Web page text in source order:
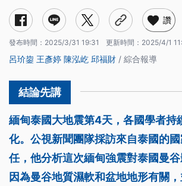
讚
發布時間： 2025/3/31 19:31 更新時間： 2025/4/1
呂玠鋆 王彥婷 陳泓屹 邱福財 / 綜合報導
緬甸泰國大地震第4天，各國學者持
化。公視新聞團隊採訪來自泰國的
任，他分析這次緬甸強震對泰國曼
因為曼谷地質濕軟和盆地地形有關